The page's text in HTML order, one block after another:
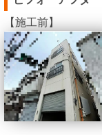
【施工前】